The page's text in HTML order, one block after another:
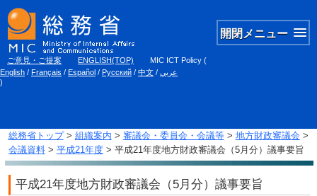
開閉メニュー
ご意見・ご提案 ENGLISH(TOP) MIC ICT Policy (
English / Français / Español / Русский / 中文 / عربي
)
総務省トップ> 組織案内 > 審議会・委員会・会議等> 地方財政審議会 >
会議資料> 平成21年度> 平成21年度地方財政審議会（5月分）議事要旨
平成21年度地方財政審議会（5月分）議事要旨